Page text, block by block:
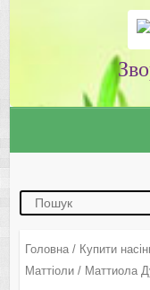
Головна/ Купити
Маттіоли/ Маттиола